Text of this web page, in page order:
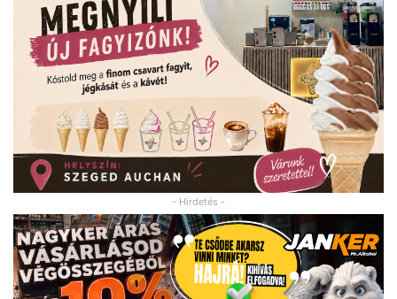
- Hirdetés -